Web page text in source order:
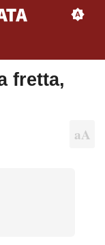
fretta,